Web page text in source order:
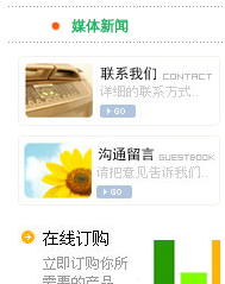
媒体新闻